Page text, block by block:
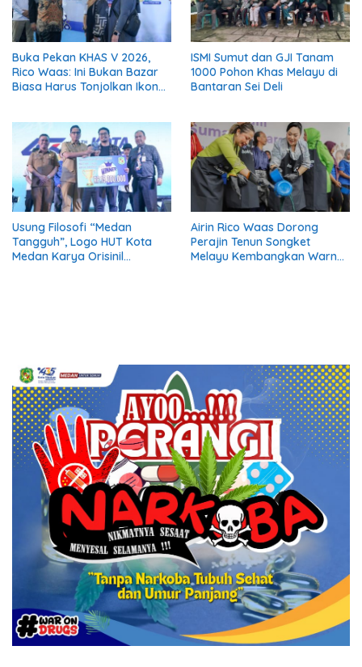
Buka Pekan KHAS V 2026,
Rico Waas: Ini Bukan Bazar
Biasa Harus Tonjolkan Ikon
ISMI Sumut dan GJI Tanam
1000 Pohon Khas Melayu di
Bantaran Sei Deli
Usung Filosofi “Medan
Tangguh”, Logo HUT Kota
Medan Karya Orisinil
Airin Rico Waas Dorong
Perajin Tenun Songket
Melayu Kembangkan Warna